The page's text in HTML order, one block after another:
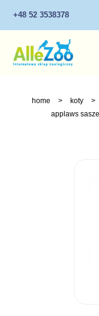
+48 52 3538378
home > koty >
applaws